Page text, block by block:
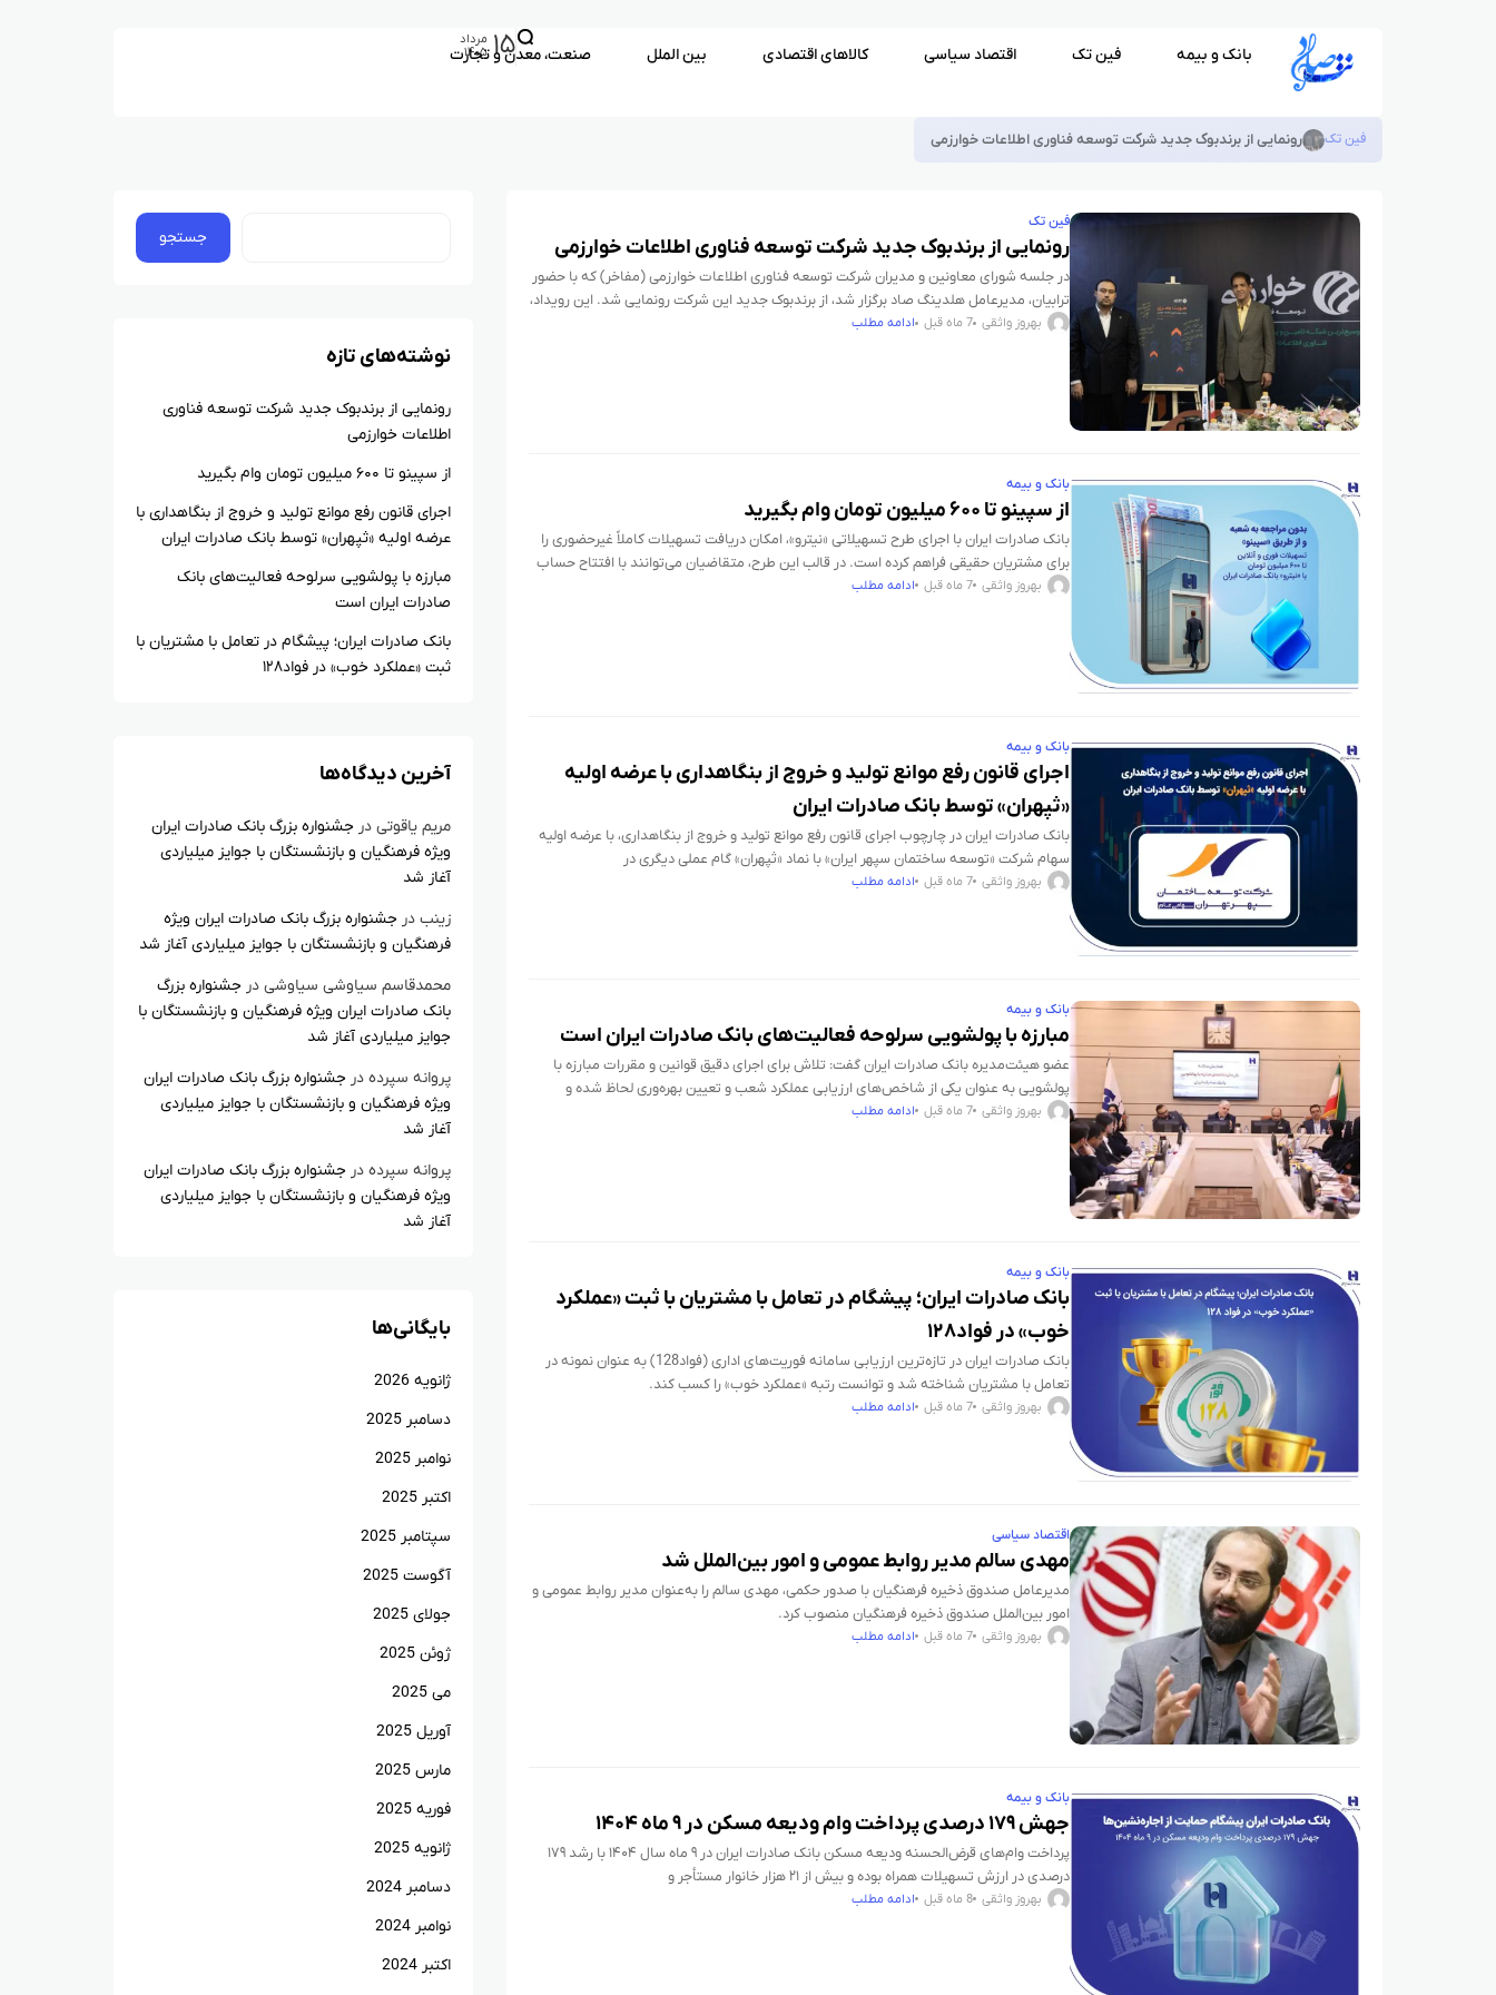
بانک و بیمه فین تک اقتصاد سیاسی کالاهای اقتصادی بین الملل صنعت، معدن و تجارت
۱۵ مرداد
۱۴۰۵
بانک و بیمه از سپینو تا ۶۰۰ میلیون تومان وام بگیرید
فین تک
رونمایی از برندبوک جدید شرکت توسعه فناوری اطلاعات خوارزمی
در جلسه شورای معاونین و مدیران شرکت توسعه فناوری اطلاعات خوارزمی (مفاخر) که با حضور
ترابیان، مدیرعامل هلدینگ صاد برگزار شد، از برندبوک جدید این شرکت رونمایی شد. این رویداد،
بهروز واثقی 7 ماه قبل ادامه مطلب
بانک و بیمه
از سپینو تا ۶۰۰ میلیون تومان وام بگیرید
​بانک صادرات ایران با اجرای طرح تسهیلاتی «نیترو»، امکان دریافت تسهیلات کاملاً غیرحضوری را
برای مشتریان حقیقی فراهم کرده است. در قالب این طرح، متقاضیان می‌توانند با افتتاح حساب
و
بهروز واثقی 7 ماه قبل ادامه مطلب
بانک و بیمه
اجرای قانون رفع موانع تولید و خروج از بنگاهداری با عرضه اولیه
«ثپهران» توسط بانک صادرات ایران
​بانک صادرات ایران در چارچوب اجرای قانون رفع موانع تولید و خروج از بنگاهداری، با عرضه اولیه
سهام شرکت «توسعه ساختمان سپهر ایران» با نماد «ثپهران» گام عملی دیگری در
بهروز واثقی 7 ماه قبل ادامه مطلب
بانک و بیمه
مبارزه با پولشویی سرلوحه فعالیت‌های بانک صادرات ایران است
​عضو هیئت‌مدیره بانک صادرات ایران گفت: تلاش برای اجرای دقیق قوانین و مقررات مبارزه با
پولشویی به عنوان یکی از شاخص‌های ارزیابی عملکرد شعب و تعیین بهره‌وری لحاظ شده و
بهروز واثقی 7 ماه قبل ادامه مطلب
بانک و بیمه
بانک صادرات ایران؛ پیشگام در تعامل با مشتریان با ثبت «عملکرد
خوب» در فواد۱۲۸
​بانک صادرات ایران در تازه‌ترین ارزیابی سامانه فوریت‌های اداری (فواد128) به عنوان نمونه در
تعامل با مشتریان شناخته شد و توانست رتبه «عملکرد خوب» را کسب کند.
بهروز واثقی 7 ماه قبل ادامه مطلب
اقتصاد سیاسی
مهدی سالم مدیر روابط عمومی و امور بین‌الملل شد
مدیرعامل صندوق ذخیره فرهنگیان با صدور حکمی، مهدی سالم را به‌عنوان مدیر روابط عمومی و
امور بین‌الملل صندوق ذخیره فرهنگیان منصوب کرد.
بهروز واثقی 7 ماه قبل ادامه مطلب
بانک و بیمه
جهش ۱۷۹ درصدی پرداخت وام ودیعه مسکن در ۹ ماه ۱۴۰۴
پرداخت وام‌های قرض‌الحسنه ودیعه مسکن بانک صادرات ایران در ۹ ماه سال ۱۴۰۴ با رشد ۱۷۹
درصدی در ارزش تسهیلات همراه بوده و بیش از ۲۱ هزار خانوار مستأجر و
بهروز واثقی 8 ماه قبل ادامه مطلب
جستجو
نوشته‌های تازه
رونمایی از برندبوک جدید شرکت توسعه فناوری
اطلاعات خوارزمی
از سپینو تا ۶۰۰ میلیون تومان وام بگیرید
اجرای قانون رفع موانع تولید و خروج از بنگاهداری با
عرضه اولیه «ثپهران» توسط بانک صادرات ایران
مبارزه با پولشویی سرلوحه فعالیت‌های بانک
صادرات ایران است
بانک صادرات ایران؛ پیشگام در تعامل با مشتریان با
ثبت «عملکرد خوب» در فواد۱۲۸
آخرین دیدگاه‌ها
مریم یاقوتیدر جشنواره بزرگ بانک صادرات ایران
ویژه فرهنگیان و بازنشستگان با جوایز میلیاردی
آغاز شد
زینبدر جشنواره بزرگ بانک صادرات ایران ویژه
فرهنگیان و بازنشستگان با جوایز میلیاردی آغاز شد
محمدقاسم سیاوشی سیاوشیدر جشنواره بزرگ
بانک صادرات ایران ویژه فرهنگیان و بازنشستگان با
جوایز میلیاردی آغاز شد
پروانه سپردهدر جشنواره بزرگ بانک صادرات ایران
ویژه فرهنگیان و بازنشستگان با جوایز میلیاردی
آغاز شد
پروانه سپردهدر جشنواره بزرگ بانک صادرات ایران
ویژه فرهنگیان و بازنشستگان با جوایز میلیاردی
آغاز شد
بایگانی‌ها
ژانویه 2026
دسامبر 2025
نوامبر 2025
اکتبر 2025
سپتامبر 2025
آگوست 2025
جولای 2025
ژوئن 2025
می 2025
آوریل 2025
مارس 2025
فوریه 2025
ژانویه 2025
دسامبر 2024
نوامبر 2024
اکتبر 2024